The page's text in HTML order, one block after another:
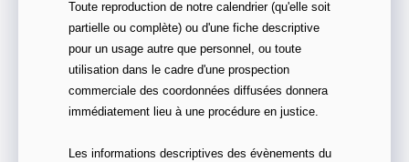
Toute reproduction de notre calendrier (qu'elle soit
partielle ou complète) ou d'une fiche descriptive
pour un usage autre que personnel, ou toute
utilisation dans le cadre d'une prospection
commerciale des coordonnées diffusées donnera
immédiatement lieu à une procédure en justice.
Les informations descriptives des évènements du